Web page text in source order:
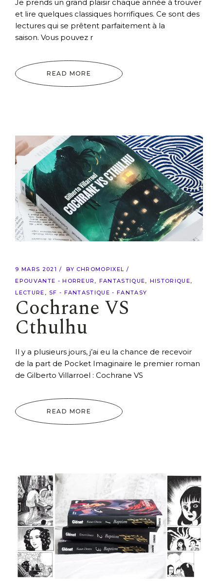
Je prends un grand plaisir chaque année à trouver
et lire quelques classiques horrifiques. Ce sont des
lectures qui se prêtent parfaitement à la
saison. Vous pouvez r
READ MORE
9 MARS 2021 BY CHROMOPIXEL
EPOUVANTE - HORREUR
FANTASTIQUE
HISTORIQUE
LECTURE
SF - FANTASTIQUE - FANTASY
Cochrane VS
Cthulhu
Il y a plusieurs jours, j’ai eu la chance de recevoir
de la part de Pocket Imaginaire le premier roman
de Gilberto Villarroel : Cochrane VS
READ MORE